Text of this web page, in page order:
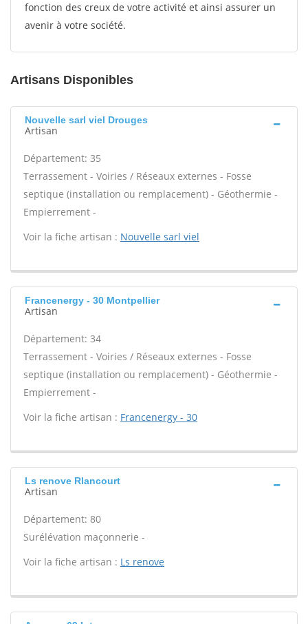
fonction des creux de votre activité et ainsi assurer un
avenir à votre société.
Artisans Disponibles
Nouvelle sarl viel Drouges
Artisan
Département: 35
Terrassement - Voiries / Réseaux externes - Fosse
septique (installation ou remplacement) - Géothermie -
Empierrement -
Voir la fiche artisan : Nouvelle sarl viel
Francenergy - 30 Montpellier
Artisan
Département: 34
Terrassement - Voiries / Réseaux externes - Fosse
septique (installation ou remplacement) - Géothermie -
Empierrement -
Voir la fiche artisan : Francenergy - 30
Ls renove Rlancourt
Artisan
Département: 80
Surélévation maçonnerie -
Voir la fiche artisan : Ls renove